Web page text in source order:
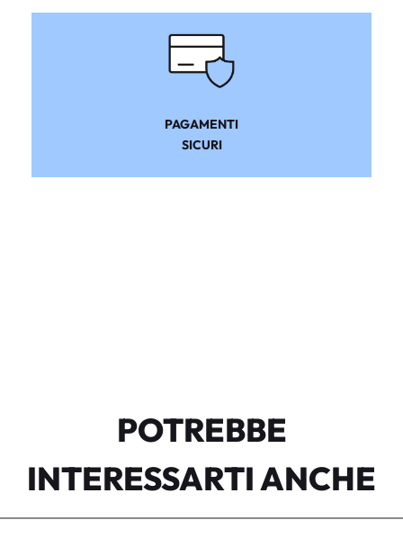
PAGAMENTI
SICURI
POTREBBE
INTERESSARTI ANCHE